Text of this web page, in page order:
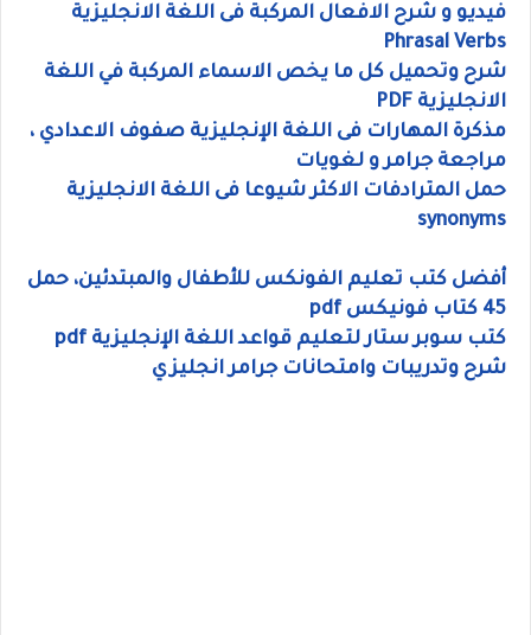
فيديو و شرح الافعال المركبة فى اللغة الانجليزية
Phrasal Verbs
شرح وتحميل كل ما يخص الاسماء المركبة في اللغة
الانجليزية PDF
مذكرة المهارات فى اللغة الإنجليزية صفوف الاعدادي ،
مراجعة جرامر و لغويات
حمل المترادفات الاكثر شيوعا فى اللغة الانجليزية
synonyms
أفضل كتب تعليم الفونكس للأطفال والمبتدئين، حمل
45 كتاب فونيكس pdf
كتب سوبر ستار لتعليم قواعد اللغة الإنجليزية pdf
شرح وتدريبات وامتحانات جرامر انجليزي